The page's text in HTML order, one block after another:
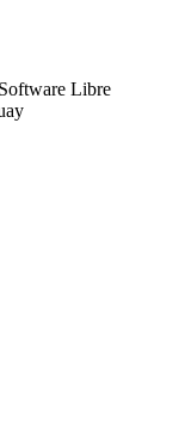
Libre